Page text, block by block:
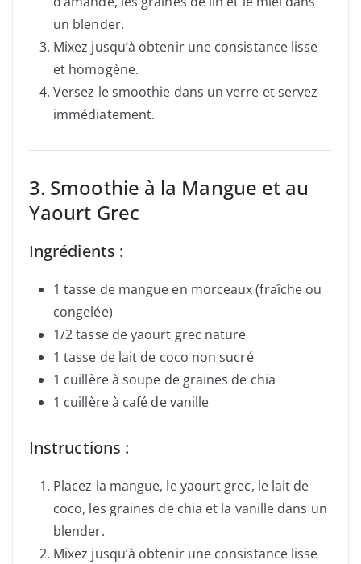
un blender.
Mixez jusqu’à obtenir une consistance lisse
et homogène.
Versez le smoothie dans un verre et servez
immédiatement.
3. Smoothie à la Mangue et au
Yaourt Grec
Ingrédients :
1 tasse de mangue en morceaux (fraîche ou
congelée)
1/2 tasse de yaourt grec nature
1 tasse de lait de coco non sucré
1 cuillère à soupe de graines de chia
1 cuillère à café de vanille
Instructions :
Placez la mangue, le yaourt grec, le lait de
coco, les graines de chia et la vanille dans un
blender.
Mixez jusqu’à obtenir une consistance lisse